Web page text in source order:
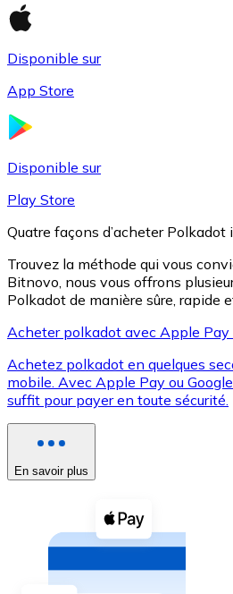
XRP
XRP
Voir toutes
Coupons crypto
Achetez des
Acheter avec espèces
Disponible sur
App Store
Disponible sur
Play Store
Quatre façons d’acheter
Trouvez la méthode qui vous
Bitnovo, nous vous offrons
Polkadot de manière sûre, rapide
Acheter polkadot avec Apple Pay
Achetez polkadot en quelques
mobile. Avec Apple Pay ou
suffit pour payer en toute sécurité.
En savoir plus